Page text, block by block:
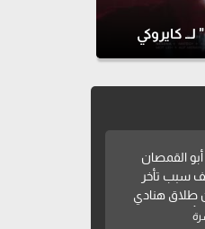
القمصان
سبب تأخر
طلاق هنادي
خالد صالح